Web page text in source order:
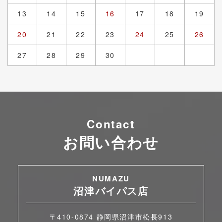
13 14 15 16 17 18 19
20 21 22 23 24 25 26
27 28 29 30
Contact
お問い合わせ
NUMAZU
沼津バイパス店
〒410-0874 静岡県沼津市松長913